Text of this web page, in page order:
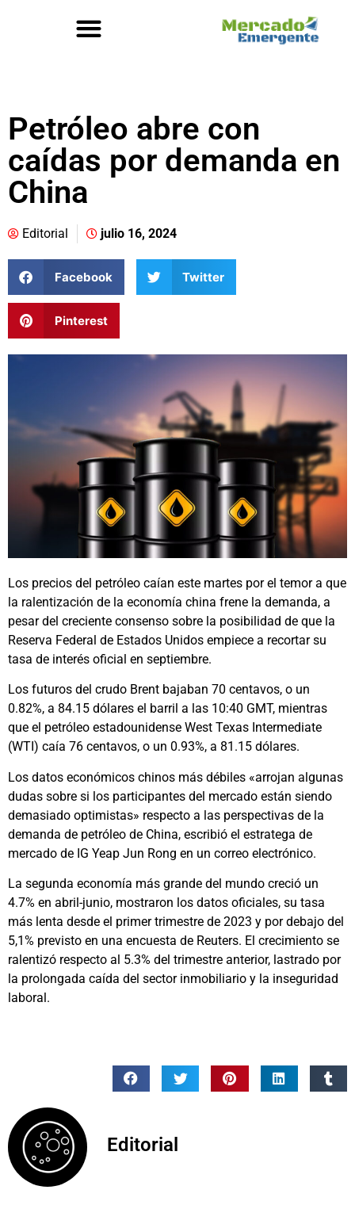
Petróleo abre con
caídas por demanda en
China
Editorial julio 16, 2024
Facebook Twitter
Pinterest
Los precios del petróleo caían este martes por el temor a que
la ralentización de la economía china frene la demanda, a
pesar del creciente consenso sobre la posibilidad de que la
Reserva Federal de Estados Unidos empiece a recortar su
tasa de interés oficial en septiembre.
Los futuros del crudo Brent bajaban 70 centavos, o un
0.82%, a 84.15 dólares el barril a las 10:40 GMT, mientras
que el petróleo estadounidense West Texas Intermediate
(WTI) caía 76 centavos, o un 0.93%, a 81.15 dólares.
Los datos económicos chinos más débiles «arrojan algunas
dudas sobre si los participantes del mercado están siendo
demasiado optimistas» respecto a las perspectivas de la
demanda de petróleo de China, escribió el estratega de
mercado de IG Yeap Jun Rong en un correo electrónico.
La segunda economía más grande del mundo creció un
4.7% en abril-junio, mostraron los datos oficiales, su tasa
más lenta desde el primer trimestre de 2023 y por debajo del
5,1% previsto en una encuesta de Reuters. El crecimiento se
ralentizó respecto al 5.3% del trimestre anterior, lastrado por
la prolongada caída del sector inmobiliario y la inseguridad
laboral.
Editorial